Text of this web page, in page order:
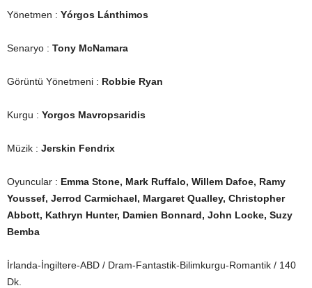
Yönetmen : Yórgos Lánthimos
Senaryo : Tony McNamara
Görüntü Yönetmeni : Robbie Ryan
Kurgu : Yorgos Mavropsaridis
Müzik : Jerskin Fendrix
Oyuncular : Emma Stone, Mark Ruffalo, Willem Dafoe, Ramy
Youssef, Jerrod Carmichael, Margaret Qualley, Christopher
Abbott, Kathryn Hunter, Damien Bonnard, John Locke, Suzy
Bemba
İrlanda-İngiltere-ABD / Dram-Fantastik-Bilimkurgu-Romantik / 140
Dk.